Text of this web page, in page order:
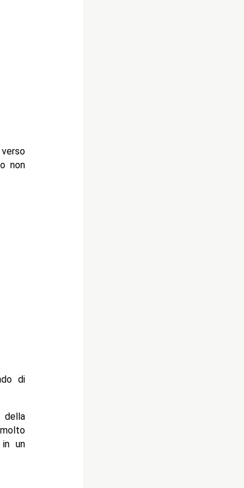
non
di
della
un